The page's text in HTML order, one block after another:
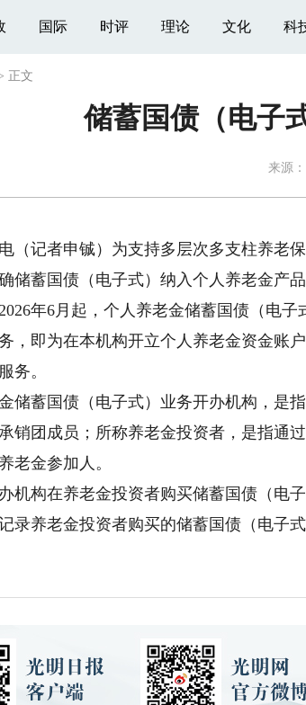
国际 时评 理论 文化 科
正文
储蓄国债（电子
来源：
记者申铖）为支持多层次多支柱养老
储蓄国债（电子式）纳入个人养老金产品
年6月起，个人养老金储蓄国债（电子
，即为在本机构开立个人养老金资金账
务。
蓄国债（电子式）业务开办机构，是
销团成员；所称养老金投资者，是指通
老金参加人。
构在养老金投资者购买储蓄国债（电
录养老金投资者购买的储蓄国债（电子